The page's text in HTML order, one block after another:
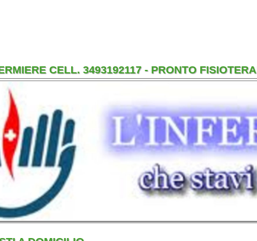
riflessologia, elettroterapia, T.E.N.S., irradiazioni infrarosse, ecc.,
in grado di ridurre notevolmente i tempi del recupero
di Terapia Manuale più evolute come la kinesiologia applicata,
postura ed al trattamento dei problemi della colonna vertebrale.
made in EditArea